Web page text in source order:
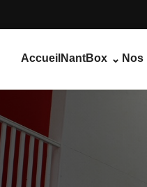
Accueil NantBox ⌄ Nos